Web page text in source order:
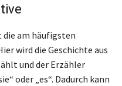
am häufigsten
wird die Geschichte aus
und der Erzähler
oder „es“. Dadurch kann